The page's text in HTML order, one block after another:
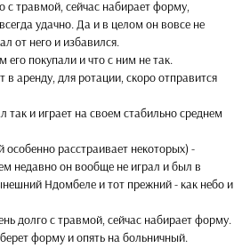
с травмой, сейчас набирает форму,
удачно. Да и в целом он вовсе не
от него и избавился.
его покупали и что с ним не так.
в аренду, для ротации, скоро отправится
так и играет на своем стабильно среднем
расстраивает некоторых) -
недавно он вообще не играл и был в
Ндомбеле и тот прежний - как небо и
долго с травмой, сейчас набирает форму.
форму и опять на больничный.